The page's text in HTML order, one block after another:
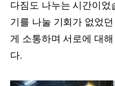
다짐도 나누는 시간이
기를 나눌 기회가 없었
게 소통하며 서로에 대
다.